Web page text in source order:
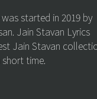
started in 2019 by
Jain Stavan Lyrics
Jain Stavan
time.